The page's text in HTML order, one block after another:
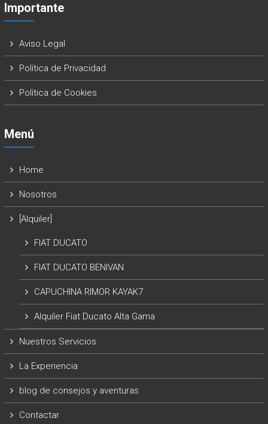
Importante
Aviso Legal
Política de Privacidad
Política de Cookies
Menú
Home
Nosotros
[Alquiler]
FIAT DUCATO
FIAT DUCATO BENIVAN
CAPUCHINA RIMOR KAYAK7
Alquiler Fiat Ducato Alta Gama
Nuestros Servicios
La Experiencia
blog de consejos y aventuras
Contactar